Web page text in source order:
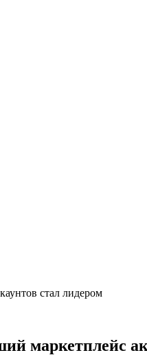
стал лидером
маркетплейс